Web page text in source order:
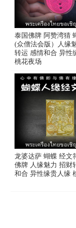
泰国佛牌 阿赞湾猜
(众僧法会版）人缘
转运 感情和合 异性
桃花夜场
龙婆达萨 蝴蝶 经文
佛牌 人缘魅力 招财
和合 异性缘贵人缘